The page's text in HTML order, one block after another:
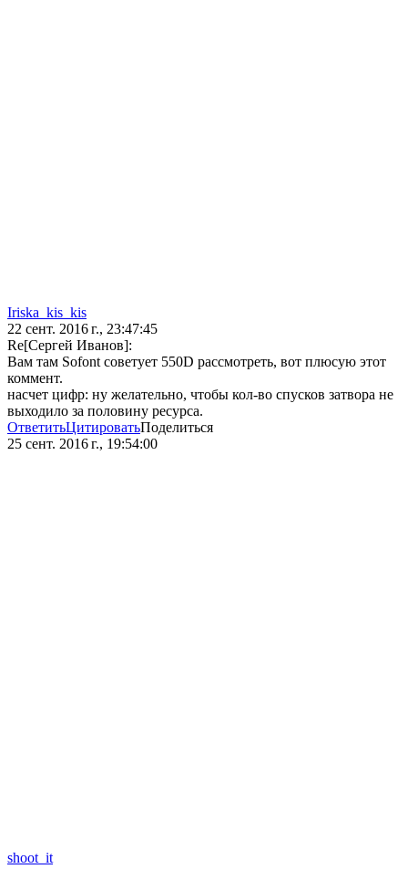
Iriska_kis_kis
22 сент. 2016 г., 23:47:45
Re[Сергей Иванов]:
Вам там Sofont советует 550D рассмотреть, вот плюсую этот
коммент.
насчет цифр: ну желательно, чтобы кол-во спусков затвора не
выходило за половину ресурса.
ОтветитьЦитироватьПоделиться
25 сент. 2016 г., 19:54:00
shoot_it